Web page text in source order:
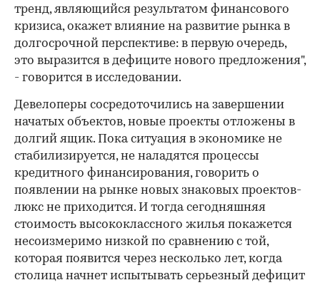
тренд, являющийся результатом финансового
кризиса, окажет влияние на развитие рынка в
долгосрочной перспективе: в первую очередь,
это выразится в дефиците нового предложения",
- говорится в исследовании.
Девелоперы сосредоточились на завершении
начатых объектов, новые проекты отложены в
долгий ящик. Пока ситуация в экономике не
стабилизируется, не наладятся процессы
кредитного финансирования, говорить о
появлении на рынке новых знаковых проектов-
люкс не приходится. И тогда сегодняшняя
стоимость высококлассного жилья покажется
несоизмеримо низкой по сравнению с той,
которая появится через несколько лет, когда
столица начнет испытывать серьезный дефицит